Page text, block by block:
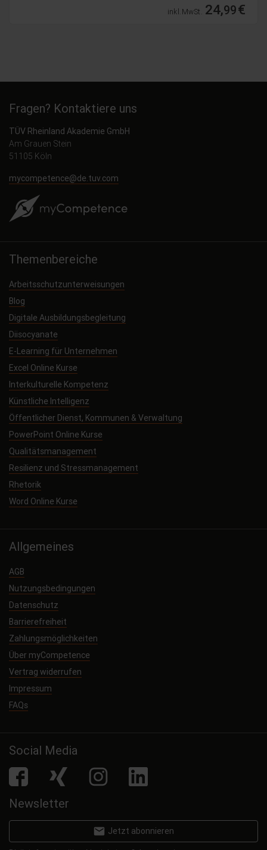
inkl. MwSt. 24,99€
Fragen? Kontaktiere uns
TÜV Rheinland Akademie GmbH
Am Grauen Stein
51105 Köln
mycompetence@de.tuv.com
Themenbereiche
Arbeitsschutzunterweisungen
Blog
Digitale Ausbildungsbegleitung
Diisocyanate
E-Learning für Unternehmen
Excel Online Kurse
Interkulturelle Kompetenz
Künstliche Intelligenz
Öffentlicher Dienst, Kommunen & Verwaltung
PowerPoint Online Kurse
Qualitätsmanagement
Resilienz und Stressmanagement
Rhetorik
Word Online Kurse
Allgemeines
AGB
Nutzungsbedingungen
Datenschutz
Barrierefreiheit
Zahlungsmöglichkeiten
Über myCompetence
Vertrag widerrufen
Impressum
FAQs
Social Media
facebook Xing Instagram LinkedIn
Newsletter
email Jetzt abonnieren